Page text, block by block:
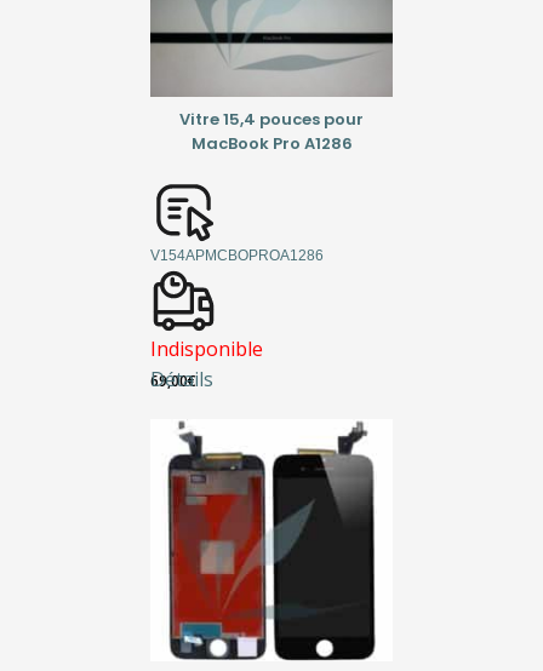
Détails
Vitre 15,4 pouces pour
MacBook Pro A1286
V154APMCBOPROA1286
Indisponible
69,00€